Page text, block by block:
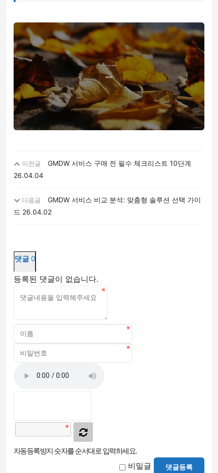
이전글
GMDW 서비스 구매 전 필수 체크리스트 10단계
26.04.04
다음글
GMDW 서비스 비교 분석: 맞춤형 솔루션 선택 가이
드 26.04.02
댓글 0
등록된 댓글이 없습니다.
자동등록방지 숫자를 순서대로 입력하세요.
비밀글 댓글등록